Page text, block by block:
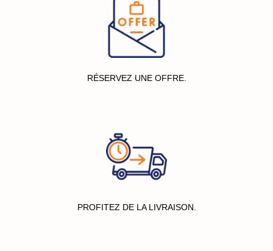
RÉSERVEZ UNE OFFRE.
PROFITEZ DE LA LIVRAISON.